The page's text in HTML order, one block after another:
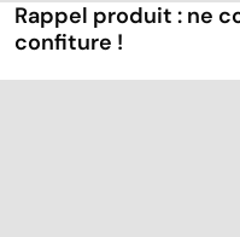
Rappel produit : ne
confiture !